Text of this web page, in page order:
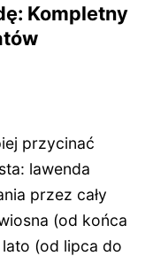
Kompletny
przycinać
lawenda
przez cały
(od końca
(od lipca do